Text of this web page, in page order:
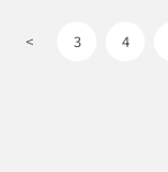
< 3 4